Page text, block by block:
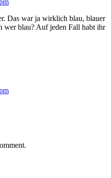
Das war ja wirklich blau, blauer
wer blau? Auf jeden Fall habt ihr